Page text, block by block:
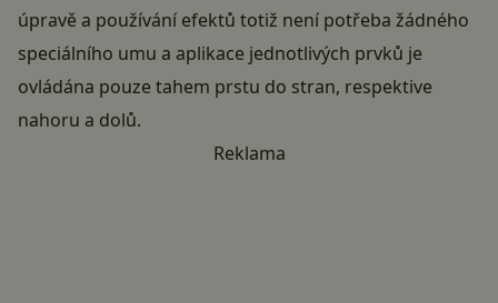
úpravě a používání efektů totiž není potřeba žádného
speciálního umu a aplikace jednotlivých prvků je
ovládána pouze tahem prstu do stran, respektive
nahoru a dolů.
Reklama